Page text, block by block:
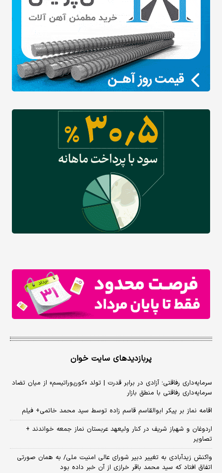
پربازدیدهای سایت خوان
سرمایه‌داری رفاقتی؛ آزادی در برابر قدرت | تولد «کورپوراتیسم» از میان تضاد
سرمایه‌داری رفاقتی با منطق بازار
اقامه نماز بر پیکر ابوالقاسم قاسم زاده توسط سید محمد خاتمی+ فیلم
اردوغان و شهباز شریف در کنار ولیعهد عربستان نماز جمعه خواندند +
تصاویر
واکنش زیدآبادی به تغییر دبیر شورای عالی امنیت ملی/ به همان صورتی
اتفاق افتاد که سید محمد باقر خرازی از آن خبر داده بود